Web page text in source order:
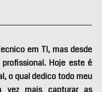
em TI, mas desde
Hoje este é
o qual dedico todo meu